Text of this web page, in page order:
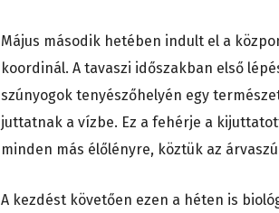
Május második hetében indult el a
koordinál. A tavaszi időszakban első
szúnyogok tenyészőhelyén egy
juttatnak a vízbe. Ez a fehérje a
minden más élőlényre, köztük az
A kezdést követően ezen a héten is